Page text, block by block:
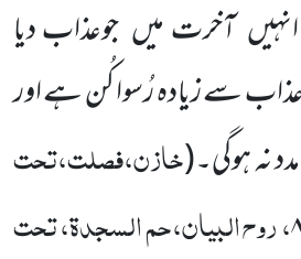
آخرت میں جوعذاب دیا
سے زیادہ رُسوا کُن ہے اور
نہ ہوگی۔(خازن،فصلت،تحت
، روح البیان، حم السجدۃ، تحت